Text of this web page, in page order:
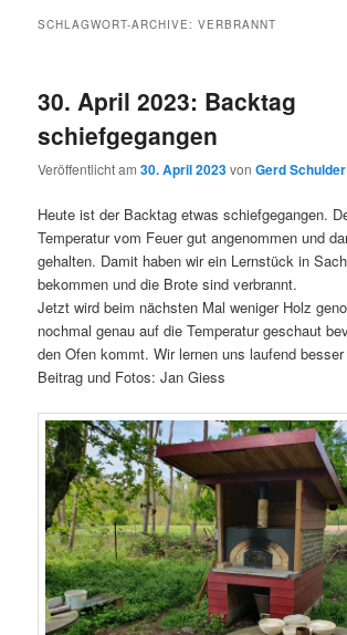
SCHLAGWORT-ARCHIVE:VERBRANNT
30. April 2023: Backtag
schiefgegangen
Veröffentlicht am30. April 2023vonGerd Schulder
Heute ist der Backtag etwas schiefgegangen.
Temperatur vom Feuer gut angenommen und
gehalten. Damit haben wir ein Lernstück in
bekommen und die Brote sind verbrannt.
Jetzt wird beim nächsten Mal weniger Holz
nochmal genau auf die Temperatur geschaut
den Ofen kommt. Wir lernen uns laufend
Beitrag und Fotos: Jan Giess